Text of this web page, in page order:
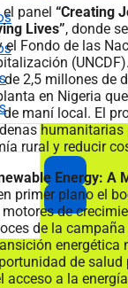
panel “Creating
Lives”, donde
el Fondo de las
2,5 millones de
en Nigeria
maní local. El
humanitarias
rural y reducir
Energy: A
primer plano el
de
de la
energética
de salud
acceso a la